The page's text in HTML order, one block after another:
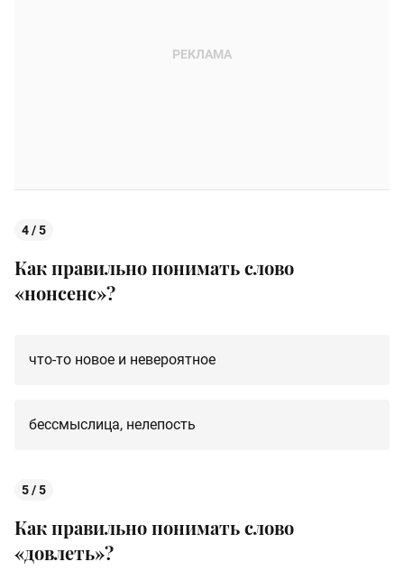
4 / 5
Как правильно понимать слово
«нонсенс»?
что-то новое и невероятное
бессмыслица, нелепость
5 / 5
Как правильно понимать слово
«довлеть»?